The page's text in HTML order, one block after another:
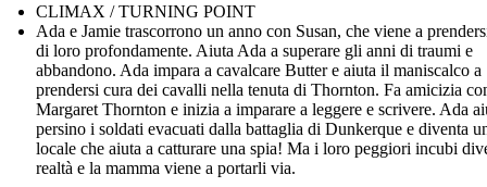
CLIMAX / TURNING POINT
Ada e Jamie trascorrono un anno con Susan, che viene a
di loro profondamente. Aiuta Ada a superare gli anni di traumi e
abbandono. Ada impara a cavalcare Butter e aiuta il maniscalco a
prendersi cura dei cavalli nella tenuta di Thornton. Fa amicizia
Margaret Thornton e inizia a imparare a leggere e scrivere. Ada
persino i soldati evacuati dalla battaglia di Dunkerque e diventa
locale che aiuta a catturare una spia! Ma i loro peggiori incubi
realtà e la mamma viene a portarli via.